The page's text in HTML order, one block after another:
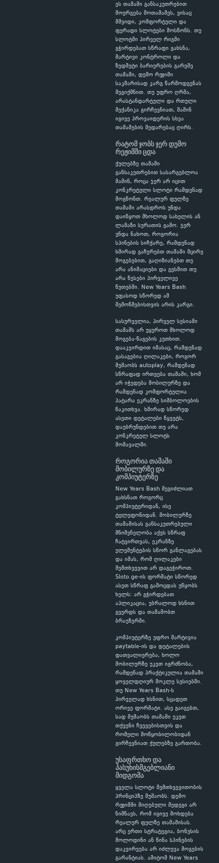
ეს თამაში განსაკუთრებით
მოერგება მოთამაშეს, ვისაც
მშვიდი, კომფორტული და
ფერადი სლოტები მოსწონს. თუ
სლოტში პირველ რიგში
გჭირდებათ სწრაფი გახსნა,
მარტივი კონტროლი და
ზედმეტი ბარიერების გარეშე
თამაში, დემო რეჟიმი
საკმარისად კარგ წარმოდგენას
შეგიქმნით. თუ უფრო ღრმა,
არასტანდარტული და რთული
მექანიკა გირჩევნიათ, მაშინ
იგივე პროვაიდერის სხვა
თამაშების შედარებაც ღირს.
რატომ ჯობს ჯერ დემო
რეჟიმში ცდა
ქულებზე თამაში
განსაკუთრებით სასარგებლოა
მაშინ, როცა ჯერ არ იცით
კონკრეტული სლოტი რამდენად
მოგწონთ. რეალურ ფულზე
თამაში არასდროს უნდა
დაიწყოთ მხოლოდ სახელის ან
ლამაზი სურათის გამო. ჯერ
უნდა ნახოთ, როგორია
სპინების სიჩქარე, რამდენად
ხშირად გაჩერებთ თამაში მცირე
მოგებებით, გაღიზიანებთ თუ
არა ანიმაციები და გესმით თუ
არა წესები პირველივე
წუთებში. New Years Bash
უფასოდ სწორედ ამ
შემოწმებისთვის არის კარგი.
სასურველია, პირველ სესიაში
თამაშს არ უყუროთ მხოლოდ
მოგება-წაგების კუთხით.
დააკვირდით იმასაც, რამდენად
გასაგებია ღილაკები, როგორ
მუშაობს autoplay, რამდენად
სწრაფად ირთვება თამაში, ხომ
არ იჭედება მობილურზე და
რამდენად კომფორტულია
პატარა ეკრანზე სიმბოლოების
წაკითხვა. ხშირად სწორედ
ასეთი დეტალები წყვეტს,
დაუბრუნდებით თუ არა
კონკრეტულ სლოტს
მომავალში.
როგორია თამაში
მობილურზე და
კომპიუტერზე
New Years Bash შეგიძლიათ
გახსნათ როგორც
კომპიუტერიდან, ისე
ტელეფონიდან. მობილურზე
თამაშისას განსაკუთრებული
მნიშვნელობა აქვს სწრაფ
ჩატვირთვას, ეკრანზე
ელემენტების სწორ განლაგებას
და იმას, რომ ღილაკები
შემთხვევით არ დაგეჭიროთ.
Sloto.ge-ის ფორმატი სწორედ
ასეთ სწრაფ გამოცდას უწყობს
ხელს: არ გჭირდებათ
აპლიკაცია, უბრალოდ ხსნით
გვერდს და თამაშობთ
ბრაუზერში.
კომპიუტერზე უფრო მარტივია
paytable-ის და დეტალების
დათვალიერება, ხოლო
მობილურზე უკეთ იგრძნობა,
რამდენად პრაქტიკულია თამაში
ყოველდღიურ მოკლე სესიებში.
თუ New Years Bash-ს
პირველად ხსნით, სცადეთ
ორივე ფორმატი. ასე გაიგებთ,
სად მუშაობს თამაში უკეთ
თქვენი ჩვევებისთვის და
რომელი მოწყობილობიდან
გირჩევნიათ ქულებზე გართობა.
უსაფრთხო და
პასუხისმგებლიანი
მიდგომა
ყველა სლოტი შემთხვევითობის
პრინციპზე მუშაობს. დემო
რეჟიმში მიღებული შედეგი არ
ნიშნავს, რომ იგივე მოხდება
რეალურ ფულზე თამაშისას.
არც ერთი სტრატეგია, ბონუსის
მოლოდინი ან წინა სპინების
დაკვირვება არ იძლევა მოგების
გარანტიას. ამიტომ New Years